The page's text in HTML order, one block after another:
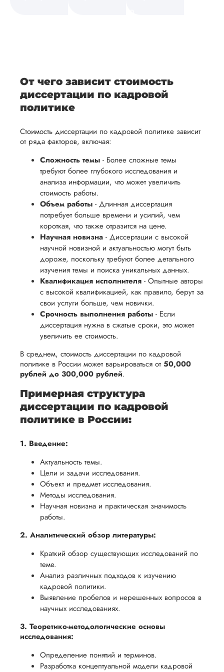
а также
темы.
готовы
предоставить
подготовке
презентации
и речи
перед
защитой.
Наша
цель -
обеспечить
вам
уверенность
в своей
работе и
помочь
вам
успешно
пройти
процесс
защиты
научной
работы.
и
проведения
проверки
работы,
установленная
сумма
возвращена
заказчику.
стремимся
осуществлять
процесс
возврата
способом,
удобным
для вас,
разумные
сроки
после
утверждения
запроса
на
возврат.
работы. В
начале
мы
обсудим
договоримся
о сроках
выполнения,
чтобы
учесть
все
аспекты
написания
работы.
От чего зависит стоимость
диссертации по кадровой
политике
Стоимость диссертации по кадровой политике зависит
от ряда факторов, включая:
Сложность темы - Более сложные темы
требуют более глубокого исследования и
анализа информации, что может увеличить
стоимость работы.
Объем работы - Длинная диссертация
потребует больше времени и усилий, чем
короткая, что также отразится на цене.
Научная новизна - Диссертации с высокой
научной новизной и актуальностью могут быть
дороже, поскольку требуют более детального
изучения темы и поиска уникальных данных.
Квалификация исполнителя - Опытные авторы
с высокой квалификацией, как правило, берут за
свои услуги больше, чем новички.
Срочность выполнения работы - Если
диссертация нужна в сжатые сроки, это может
увеличить ее стоимость.
В среднем, стоимость диссертации по кадровой
политике в России может варьироваться от 50,000
рублей до 300,000 рублей.
Примерная структура
диссертации по кадровой
политике в России:
1. Введение:
Актуальность темы.
Цели и задачи исследования.
Объект и предмет исследования.
Методы исследования.
Научная новизна и практическая значимость
работы.
2. Аналитический обзор литературы:
Краткий обзор существующих исследований по
теме.
Анализ различных подходов к изучению
кадровой политики.
Выявление пробелов и нерешенных вопросов в
научных исследованиях.
3. Теоретико-методологические основы
исследования:
Определение понятий и терминов.
Разработка концептуальной модели кадровой